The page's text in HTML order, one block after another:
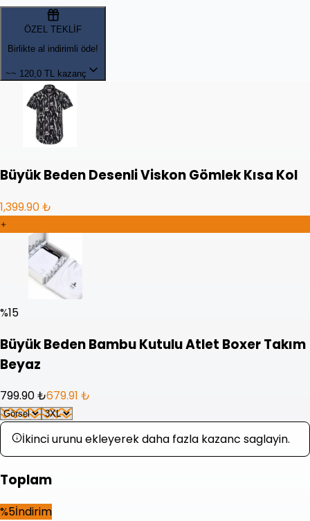
ÖZEL TEKLİF
Birlikte al indirimli öde!
~~ 120,0 TL kazanç
Büyük Beden Desenli Viskon Gömlek Kısa Kol
1,399.90 ₺
%15
Büyük Beden Bambu Kutulu Atlet Boxer Takım
Beyaz
799.90 ₺679.91 ₺
İkinci urunu ekleyerek daha fazla kazanc saglayin.
Toplam
%5İndirim